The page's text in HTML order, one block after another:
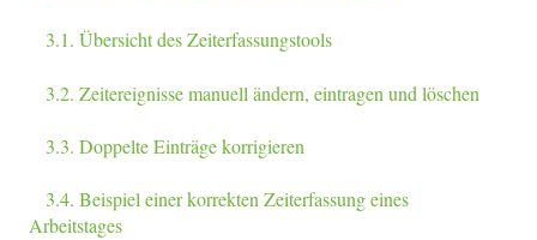
3.1. Übersicht des Zeiterfassungstools
3.2. Zeitereignisse manuell ändern, eintragen und löschen
3.3. Doppelte Einträge korrigieren
3.4. Beispiel einer korrekten Zeiterfassung eines
Arbeitstages